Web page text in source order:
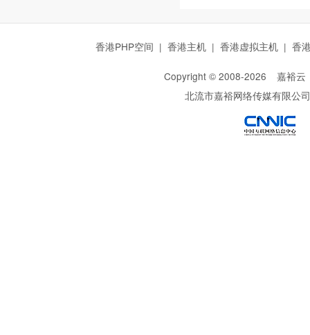
香港PHP空间 | 香港主机 | 香港虚拟主机 | 香
Copyright © 2008-2026 嘉裕云
北流市嘉裕网络传媒有限公司